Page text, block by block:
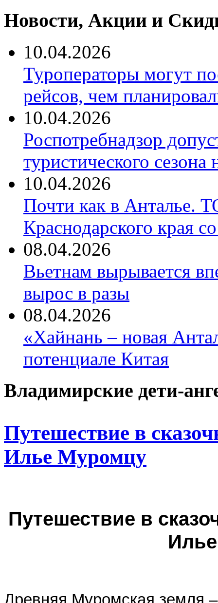
Новости, Акции и
10.04.2026
Туроператоры могут
рейсов, чем
10.04.2026
Роспотребнадзор
туристического
10.04.2026
Почти как в Анталье.
Краснодарского края
08.04.2026
Вьетнам вырывается
вырос в разы
08.04.2026
«Хайнань – новая
потенциале Китая
Владимирские дети-
Путешествие в
Илье Муромцу
Путешествие в